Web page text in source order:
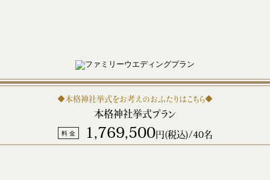
◆本格神社挙式をお考えのおふたりはこちら◆
本格神社挙式プラン
料 金 1,769,500円(税込)/40名